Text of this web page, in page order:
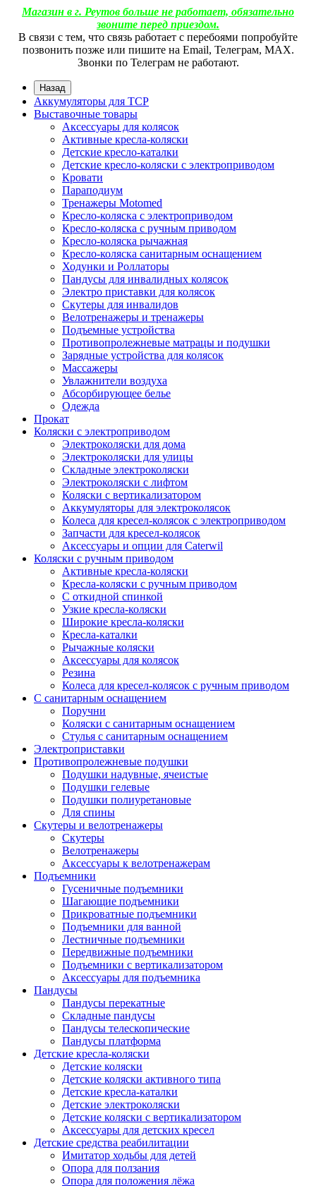
Магазин в г. Реутов больше не работает, обязательно
звоните перед приездом.
В связи с тем, что связь работает с перебоями попробуйте
позвонить позже или пишите на Email, Телеграм, МАХ.
Звонки по Телеграм не работают.
Назад
Аккумуляторы для ТСР
Выставочные товары
Аксессуары для колясок
Активные кресла-коляски
Детские кресло-каталки
Детские кресло-коляски с электроприводом
Кровати
Параподиум
Тренажеры Motomed
Кресло-коляска с электроприводом
Кресло-коляска с ручным приводом
Кресло-коляска рычажная
Кресло-коляска санитарным оснащением
Ходунки и Роллаторы
Пандусы для инвалидных колясок
Электро приставки для колясок
Скутеры для инвалидов
Велотренажеры и тренажеры
Подъемные устройства
Противопролежневые матрацы и подушки
Зарядные устройства для колясок
Массажеры
Увлажнители воздуха
Абсорбирующее белье
Одежда
Прокат
Коляски с электроприводом
Электроколяски для дома
Электроколяски для улицы
Складные электроколяски
Электроколяски с лифтом
Коляски с вертикализатором
Аккумуляторы для электроколясок
Колеса для кресел-колясок с электроприводом
Запчасти для кресел-колясок
Аксессуары и опции для Caterwil
Коляски с ручным приводом
Активные кресла-коляски
Кресла-коляски с ручным приводом
С откидной спинкой
Узкие кресла-коляски
Широкие кресла-коляски
Кресла-каталки
Рычажные коляски
Аксессуары для колясок
Резина
Колеса для кресел-колясок с ручным приводом
С санитарным оснащением
Поручни
Коляски с санитарным оснащением
Стулья с санитарным оснащением
Электроприставки
Противопролежневые подушки
Подушки надувные, ячеистые
Подушки гелевые
Подушки полиуретановые
Для спины
Скутеры и велотренажеры
Скутеры
Велотренажеры
Аксессуары к велотренажерам
Подъемники
Гусеничные подъемники
Шагающие подъемники
Прикроватные подъемники
Подъемники для ванной
Лестничные подъемники
Передвижные подъемники
Подъемники с вертикализатором
Аксессуары для подъемника
Пандусы
Пандусы перекатные
Складные пандусы
Пандусы телескопические
Пандусы платформа
Детские кресла-коляски
Детские коляски
Детские коляски активного типа
Детские кресла-каталки
Детские электроколяски
Детские коляски с вертикализатором
Аксессуары для детских кресел
Детские средства реабилитации
Имитатор ходьбы для детей
Опора для ползания
Опора для положения лёжа